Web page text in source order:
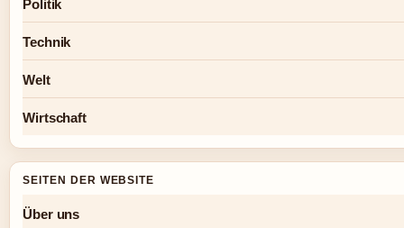
Politik
Technik
Welt
Wirtschaft
SEITEN DER WEBSITE
Über uns